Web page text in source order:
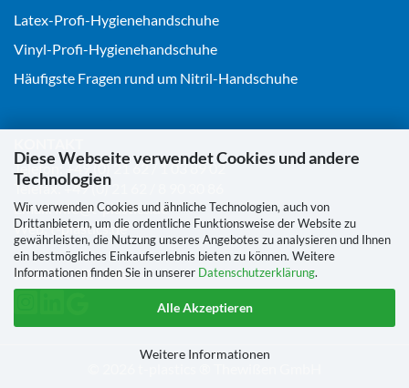
Diese Webseite verwendet Cookies und andere
Technologien
Wir verwenden Cookies und ähnliche Technologien, auch von
Drittanbietern, um die ordentliche Funktionsweise der Website zu
gewährleisten, die Nutzung unseres Angebotes zu analysieren und Ihnen
ein bestmögliches Einkaufserlebnis bieten zu können. Weitere
Informationen finden Sie in unserer Datenschutzerklärung.
Alle Akzeptieren
Weitere Informationen
Latex-Profi-Hygienehandschuhe
Vinyl-Profi-Hygienehandschuhe
Häufigste Fragen rund um Nitril-Handschuhe
Telefon:+49 (0) 21 62 / 1 03 89 02
Telefax: +49 (0) 21 62 / 8 90 30 86
Email:info@t-plastics.de
Web:t-plastics.de
FOLGEN SIE UNS